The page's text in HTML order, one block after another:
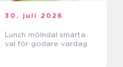
30. juli 2026
Lunch mölndal smarta
val för godare vardag